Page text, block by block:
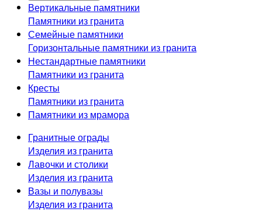
Вертикальные памятники
Памятники из гранита
Семейные памятники
Горизонтальные памятники из гранита
Нестандартные памятники
Памятники из гранита
Кресты
Памятники из гранита
Памятники из мрамора
Гранитные ограды
Изделия из гранита
Лавочки и столики
Изделия из гранита
Вазы и полувазы
Изделия из гранита